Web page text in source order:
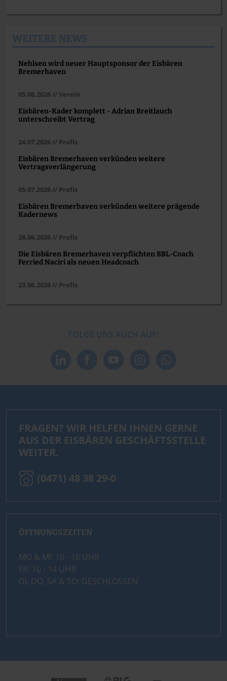
Nehlsen wird neuer Hauptsponsor der Eisbären
Bremerhaven
05.08.2026 // Verein
Eisbären-Kader komplett - Adrian Breitlauch
unterschreibt Vertrag
24.07.2026 // Profis
Eisbären Bremerhaven verkünden weitere
Vertragsverlängerung
05.07.2026 // Profis
Eisbären Bremerhaven verkünden weitere prägende
Kadernews
28.06.2026 // Profis
Die Eisbären Bremerhaven verpflichten BBL-Coach
Ferried Naciri als neuen Headcoach
23.06.2026 // Profis
FRAGEN? WIR HELFEN IHNEN GERNE
AUS DER EISBÄREN GESCHÄFTSSTELLE
WEITER.
(0471) 48 38 29-0
ÖFFNUNGSZEITEN
MO & MI: 10 - 16 UHR
FR: 10 - 14 UHR
DI, DO, SA & SO: GESCHLOSSEN